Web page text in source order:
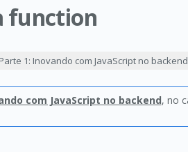
function
1: Inovando com JavaScript no backend
com JavaScript no backend, no